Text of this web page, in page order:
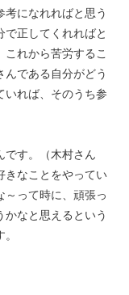
になれればと思う
正してくれればと
れから苦労するこ
である自分がどう
れば、そのうち参
です。（木村さん
きなことをやってい
って時に、頑張っ
なと思えるという